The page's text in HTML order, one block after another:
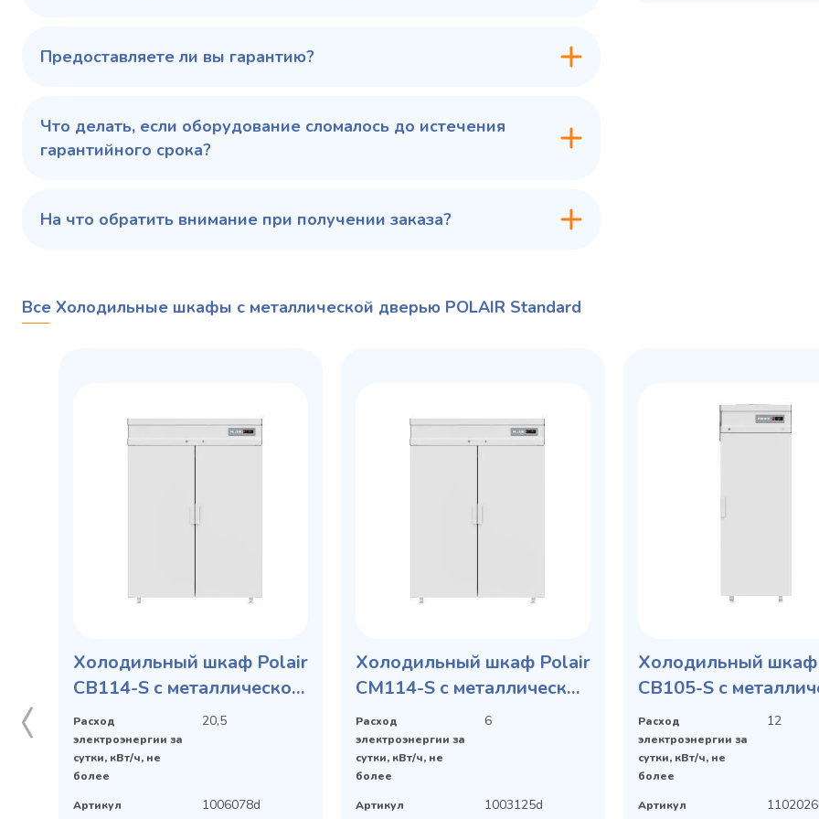
Предоставляете ли вы гарантию?
Что делать, если оборудование сломалось до истечения
гарантийного срока?
На что обратить внимание при получении заказа?
Все Холодильные шкафы с металлической дверью POLAIR Standard
Холодильный шкаф Polair
CB114-S с металлической
дверью
Расход
электроэнергии за
сутки, кВт/ч, не
более
20,5
Артикул 1006078d
Холодильный шкаф Polair
CM114-S с металлической
дверью
Расход
электроэнергии за
сутки, кВт/ч, не
более
6
Артикул 1003125d
Холодильный
CB105-S с
дверью
Расход
электроэнергии за
сутки, кВт/ч, не
более
12
Артикул